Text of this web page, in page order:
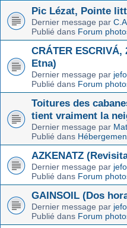
Pic Lézat, Pointe
Dernier message par
Publié dans Forum
CRÁTER
Etna)
Dernier message par
Publié dans Forum
Toitures des
tient vraiment la
Dernier message par
Publié dans
AZKENATZ
Dernier message par
Publié dans Forum
GAINSOIL (Dos
Dernier message par
Publié dans Forum